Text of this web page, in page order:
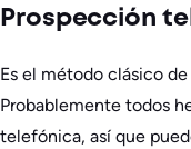
Prospección
Es el método clásico
Probablemente todos
telefónica, así que